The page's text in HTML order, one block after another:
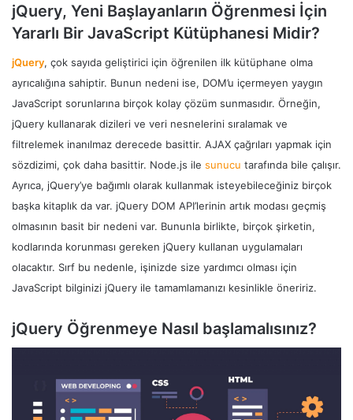
jQuery, Yeni Başlayanların Öğrenmesi İçin
Yararlı Bir JavaScript Kütüphanesi Midir?
jQuery, çok sayıda geliştirici için öğrenilen ilk kütüphane olma
ayrıcalığına sahiptir. Bunun nedeni ise, DOM’u içermeyen yaygın
JavaScript sorunlarına birçok kolay çözüm sunmasıdır. Örneğin,
jQuery kullanarak dizileri ve veri nesnelerini sıralamak ve
filtrelemek inanılmaz derecede basittir. AJAX çağrıları yapmak için
sözdizimi, çok daha basittir. Node.js ile sunucu tarafında bile çalışır.
Ayrıca, jQuery’ye bağımlı olarak kullanmak isteyebileceğiniz birçok
başka kitaplık da var. jQuery DOM API’lerinin artık modası geçmiş
olmasının basit bir nedeni var. Bununla birlikte, birçok şirketin,
kodlarında korunması gereken jQuery kullanan uygulamaları
olacaktır. Sırf bu nedenle, işinizde size yardımcı olması için
JavaScript bilginizi jQuery ile tamamlamanızı kesinlikle öneririz.
jQuery Öğrenmeye Nasıl başlamalısınız?